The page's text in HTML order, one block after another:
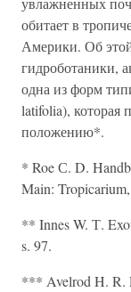
обитает в
Америки. Об
гидроботаники,
одна из форм
latifolia), которая
положению*.
* Roe С. D.
Main:
** Innes W. Т.
s. 97.
*** Avelrod H. R.